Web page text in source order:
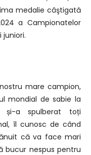
medalie câştigată
a Campionatelor
mare campion,
mondial de sabie la
și-a spulberat toți
îl cunosc de când
că va face mari
bucur nespus pentru